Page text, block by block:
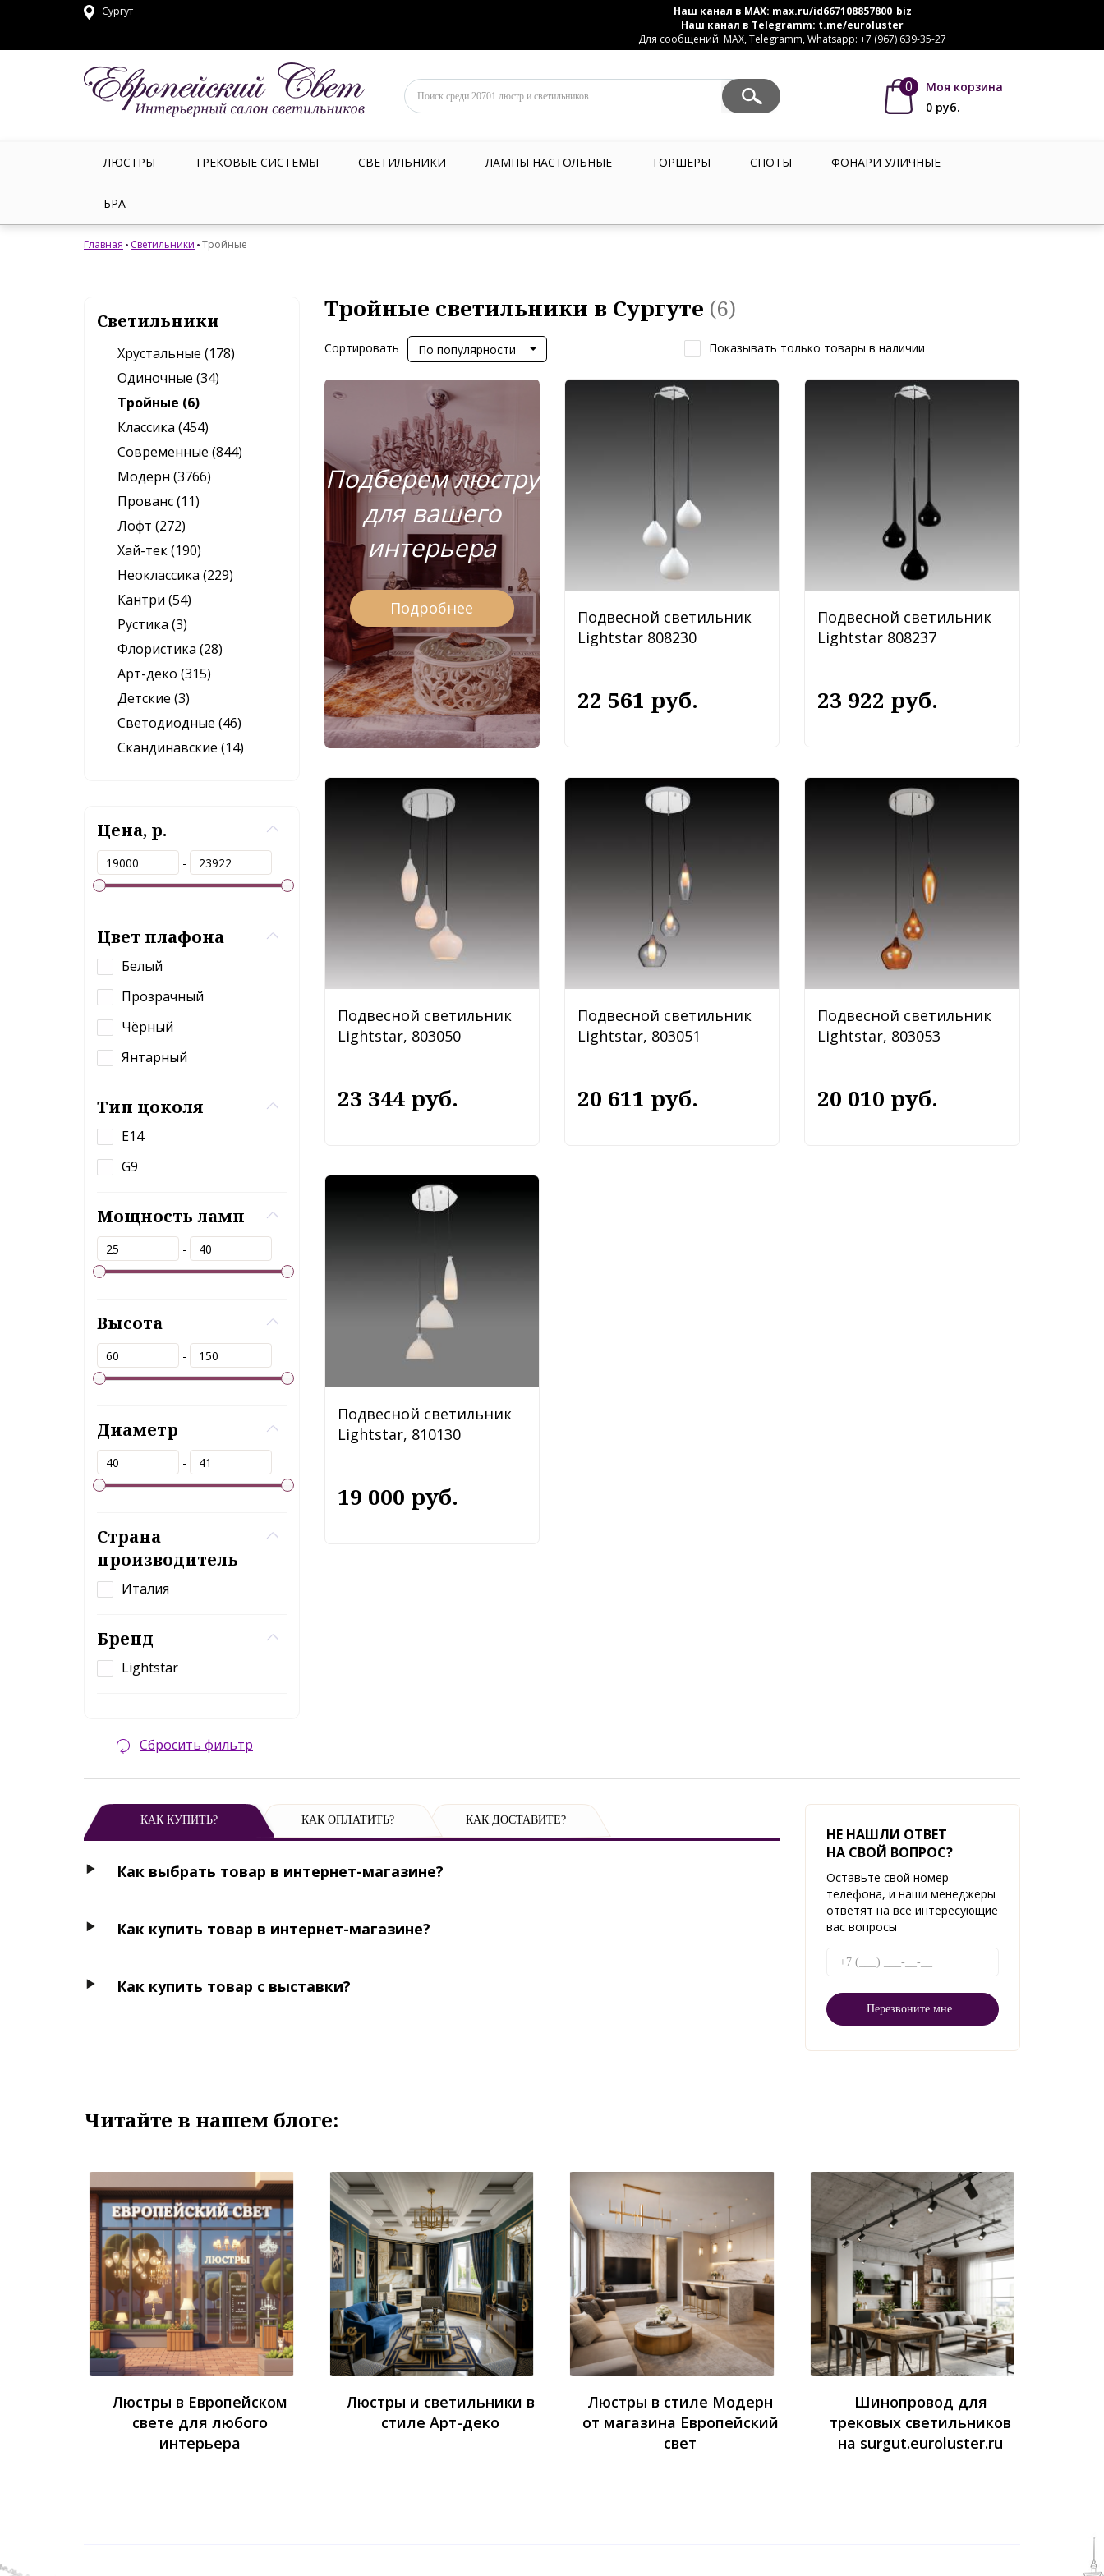
Сургут Наш канал в MAX: max.ru/id667108857800_biz
Наш канал в Telegramm: t.me/euroluster
Для сообщений: MAX, Telegramm, Whatsapp: +7 (967) 639-35-27
0
Моя корзина
0 руб.
ЛЮСТРЫ ТРЕКОВЫЕ СИСТЕМЫ СВЕТИЛЬНИКИ ЛАМПЫ НАСТОЛЬНЫЕ ТОРШЕРЫ СПОТЫ ФОНАРИ УЛИЧНЫЕ
БРА
Главная Светильники Тройные
Светильники
Хрустальные (178)
Одиночные (34)
Тройные (6)
Классика (454)
Современные (844)
Модерн (3766)
Прованс (11)
Лофт (272)
Хай-тек (190)
Неоклассика (229)
Кантри (54)
Рустика (3)
Флористика (28)
Арт-деко (315)
Детские (3)
Светодиодные (46)
Скандинавские (14)
Цена, р.
-
Цвет плафона
Белый
Прозрачный
Чёрный
Янтарный
Тип цоколя
E14
G9
Мощность ламп
-
Высота
-
Диаметр
-
Страна
производитель
Италия
Бренд
Lightstar
Сбросить фильтр
Тройные светильники в Сургуте (6)
Сортировать По популярности Показывать только товары в наличии
Подберем люстру
для вашего
интерьера
Подробнее
Подвесной светильник
Lightstar 808230
22 561 руб.
Подвесной светильник
Lightstar 808237
23 922 руб.
Подвесной светильник
Lightstar, 803050
23 344 руб.
Подвесной светильник
Lightstar, 803051
20 611 руб.
Подвесной светильник
Lightstar, 803053
20 010 руб.
Подвесной светильник
Lightstar, 810130
19 000 руб.
КАК КУПИТЬ? КАК ОПЛАТИТЬ? КАК ДОСТАВИТЕ?
Как выбрать товар в интернет-магазине?
Как купить товар в интернет-магазине?
Как купить товар с выставки?
НЕ НАШЛИ ОТВЕТ
НА СВОЙ ВОПРОС?
Оставьте свой номер
телефона, и наши менеджеры
ответят на все интересующие
вас вопросы
Читайте в нашем блоге:
Люстры в Европейском
свете для любого
интерьера
Люстры и светильники в
стиле Арт-деко
Люстры в стиле Модерн
от магазина Европейский
свет
Шинопровод для
трековых светильников
на surgut.euroluster.ru